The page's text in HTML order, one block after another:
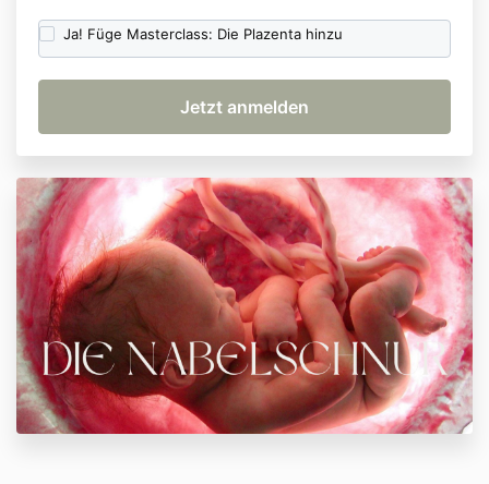
Ja! Füge Masterclass: Die Plazenta hinzu